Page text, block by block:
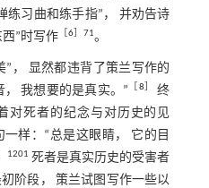
练习曲和练手指”， 并劝告诗
”时写作［ 6］71。
”， 显然都违背了策兰写作的
我想要的是真实。”
8
终
对死者的纪念与对历史的见
样：“总是这眼睛， 它的目
］1201 死者是真实历史的受害者
阶段， 策兰试图写作一些以